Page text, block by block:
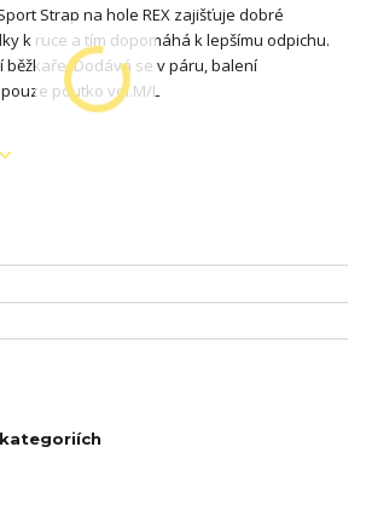
Strap na hole REX zajišťuje dobré
k ruce a tím dopomáhá k lepšímu odpichu.
Dodává se v páru, balení
poutko vel.M/L